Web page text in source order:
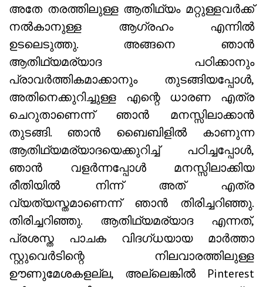
അതേ തരത്തിലുള്ള ആതിഥ്യം മറ്റുള്ളവർക്ക്
നൽകാനുള്ള ആഗ്രഹം എന്നിൽ
ഉടലെടുത്തു. അങ്ങനെ ഞാൻ
ആതിഥ്യമര്യാദ പഠിക്കാനും
പ്രാവർത്തികമാക്കാനും തുടങ്ങിയപ്പോൾ,
അതിനെക്കുറിച്ചുള്ള എന്റെ ധാരണ എത്ര
ചെറുതാണെന്ന് ഞാൻ മനസ്സിലാക്കാൻ
തുടങ്ങി. ഞാൻ ബൈബിളിൽ കാണുന്ന
ആതിഥ്യമര്യാദയെക്കുറിച്ച് പഠിച്ചപ്പോൾ,
ഞാൻ വളർന്നപ്പോൾ മനസ്സിലാക്കിയ
രീതിയിൽ നിന്ന് അത് എത്ര
വ്യത്യസ്തമാണെന്ന് ഞാൻ തിരിച്ചറിഞ്ഞു.
തിരിച്ചറിഞ്ഞു. ആതിഥ്യമര്യാദ എന്നത്,
പ്രശസ്ത പാചക വിദഗ്ധയായ മാർത്താ
സ്റ്റുവെർടിന്റെ നിലവാരത്തിലുള്ള
ഊണുമേശകളല്ല, അല്ലെങ്കിൽ Pinterest